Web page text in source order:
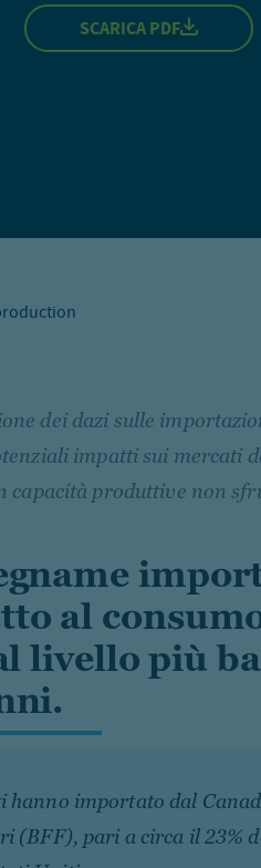
SCARICA PDF
dei dazi sulle
impatti sui mercati
capacità produttive non
al
livello più
hanno importato dal
(BFF), pari a circa il 23%